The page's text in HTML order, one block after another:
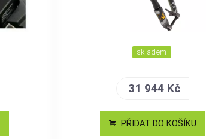
skladem
31 944 Kč
PŘIDAT DO KOŠÍKU